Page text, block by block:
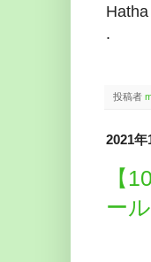
.
投稿者
2021年
【
ール